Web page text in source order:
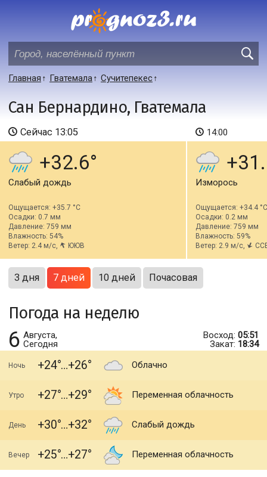
Главная Гватемала Сучитепекес
Сан Бернардино, Гватемала
Сейчас 13:05
+32.6
Слабый дождь
Ощущается: +35.7 °C
Осадки: 0.7 мм
Давление: 759 мм
Влажность: 54%
Ветер: 2.4 м/с,
ЮЮВ
14:00
Изморось
Ощущается: +34.4 °C
Осадки: 0.2 мм
Давление: 759 мм
Влажность: 59%
Ветер: 2.9 м/с,
3 дня 7 дней 10 дней Почасовая
Погода на неделю
6 Августа,
Сегодня
Восход: 05:51
Закат: 18:34
Ночь +24 +26 Облачно
Утро +27 +29 Переменная облачность
День +30 +32 Слабый дождь
Вечер +25 +27 Переменная облачность